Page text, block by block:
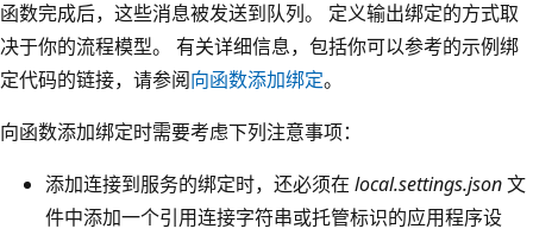
函数完成后，这些消息被发送到队列。 定义输出绑定的方式取
决于你的流程模型。 有关详细信息，包括你可以参考的示例绑
定代码的链接，请参阅向函数添加绑定。
向函数添加绑定时需要考虑下列注意事项：
添加连接到服务的绑定时，还必须在 local.settings.json文
件中添加一个引用连接字符串或托管标识的应用程序设